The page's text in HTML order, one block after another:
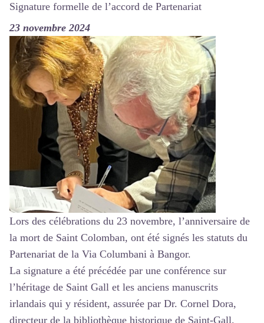
Signature formelle de l’accord de Partenariat
23 novembre 2024
Lors des célébrations du 23 novembre, l’anniversaire de
la mort de Saint Colomban, ont été signés les statuts du
Partenariat de la Via Columbani à Bangor.
La signature a été précédée par une conférence sur
l’héritage de Saint Gall et les anciens manuscrits
irlandais qui y résident, assurée par Dr. Cornel Dora,
directeur de la bibliothèque historique de Saint-Gall.